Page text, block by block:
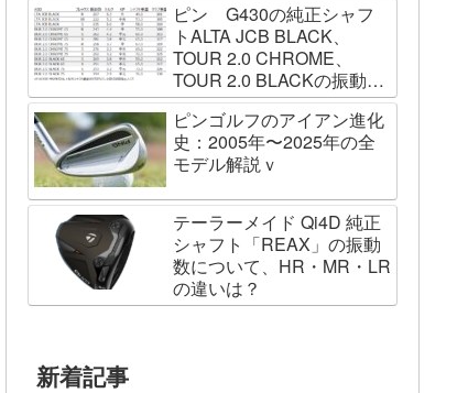
ピン G430の純正シャフ
トALTA JCB BLACK、
TOUR 2.0 CHROME、
TOUR 2.0 BLACKの振動数
を測ってみました
ピンゴルフのアイアン進化
史：2005年〜2025年の全
モデル解説ｖ
テーラーメイド Qi4D 純正
シャフト「REAX」の振動
数について、HR・MR・LR
の違いは？
新着記事